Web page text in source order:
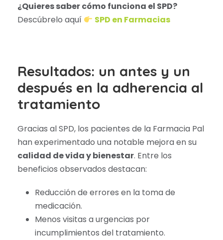
¿Quieres saber cómo funciona el SPD?
Descúbrelo aquí
SPD en Farmacias
Resultados: un antes y un
después en la adherencia al
tratamiento
Gracias al SPD, los pacientes de la Farmacia Pal
han experimentado una notable mejora en su
calidad de vida y bienestar. Entre los
beneficios observados destacan:
Reducción de errores en la toma de
medicación.
Menos visitas a urgencias por
incumplimientos del tratamiento.